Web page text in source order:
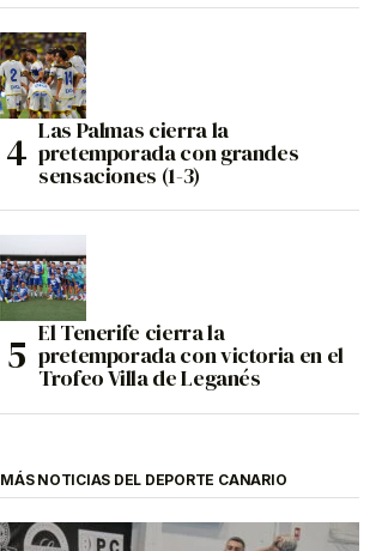
Las Palmas cierra la
pretemporada con grandes
sensaciones (1-3)
El Tenerife cierra la
pretemporada con victoria en el
Trofeo Villa de Leganés
MÁS NOTICIAS DEL DEPORTE CANARIO